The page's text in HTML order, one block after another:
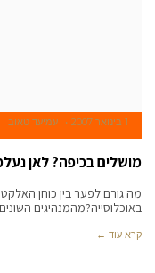
1 בינואר 2007 עמיעד טאוב
מושלים בכיפה? לאן
מה גורם לפער בין כוחן
באוכלוסייה?מהמנהיגים
קרא עוד ←